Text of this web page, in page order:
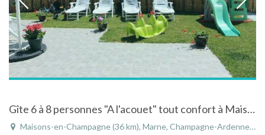
Gîte 6 à 8 personnes "A l'acouet" tout confort à Maisons-en-Champagne en Champagne-Ardenne
Maisons-en-Champagne (36 km), Marne, Champagne-Ardenne, Grand Est, France